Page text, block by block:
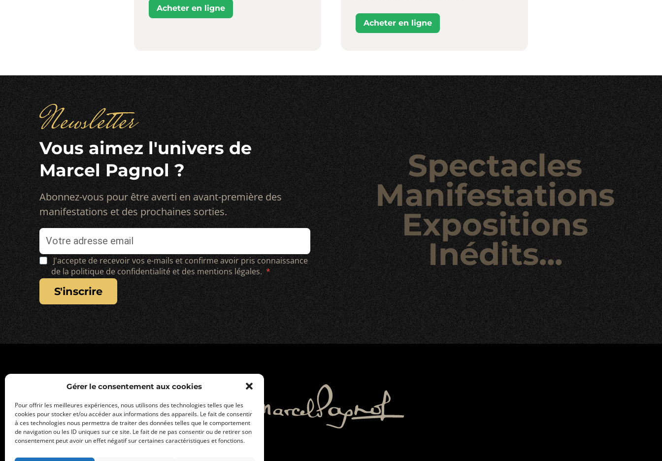
Gérer le consentement aux cookies
Pour offrir les meilleures expériences, nous utilisons des technologies telles que les
cookies pour stocker et/ou accéder aux informations des appareils. Le fait de consentir
à ces technologies nous permettra de traiter des données telles que le comportement
de navigation ou les ID uniques sur ce site. Le fait de ne pas consentir ou de retirer son
consentement peut avoir un effet négatif sur certaines caractéristiques et fonctions.
Acheter en ligne
Acheter en ligne
Newsletter
Vous aimez l'univers de
Marcel Pagnol ?
Abonnez-vous pour être averti en avant-première des
manifestations et des prochaines sorties.
J'accepte de recevoir vos e-mails et confirme avoir pris connaissance
de la politique de confidentialité et des mentions légales.
s'inscrire
Spectacles
Manifestations
Expositions
Inédits...